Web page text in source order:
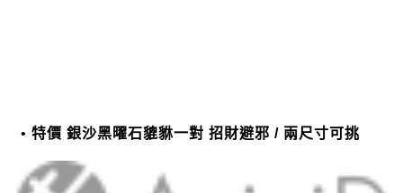
特價 銀沙黑曜石貔貅一對 招財避邪 / 兩尺寸可挑